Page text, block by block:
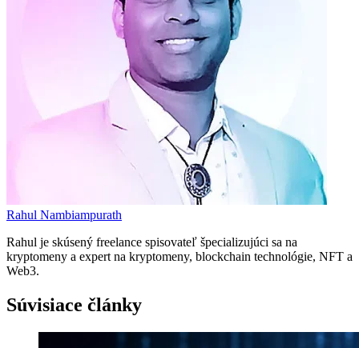
Rahul Nambiampurath
Rahul je skúsený freelance spisovateľ špecializujúci sa na
kryptomeny a expert na kryptomeny, blockchain technológie, NFT a
Web3.
Súvisiace články